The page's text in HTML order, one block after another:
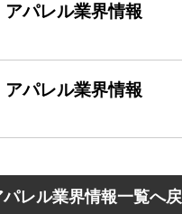
アパレル業界情報
アパレル業界情報
レル業界情報一覧へ